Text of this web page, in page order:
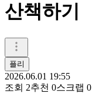
산책하기
플리
2026.06.01 19:55
조회 2추천 0스크랩 0